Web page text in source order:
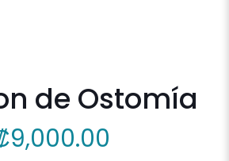
de Ostomía
9,000.00